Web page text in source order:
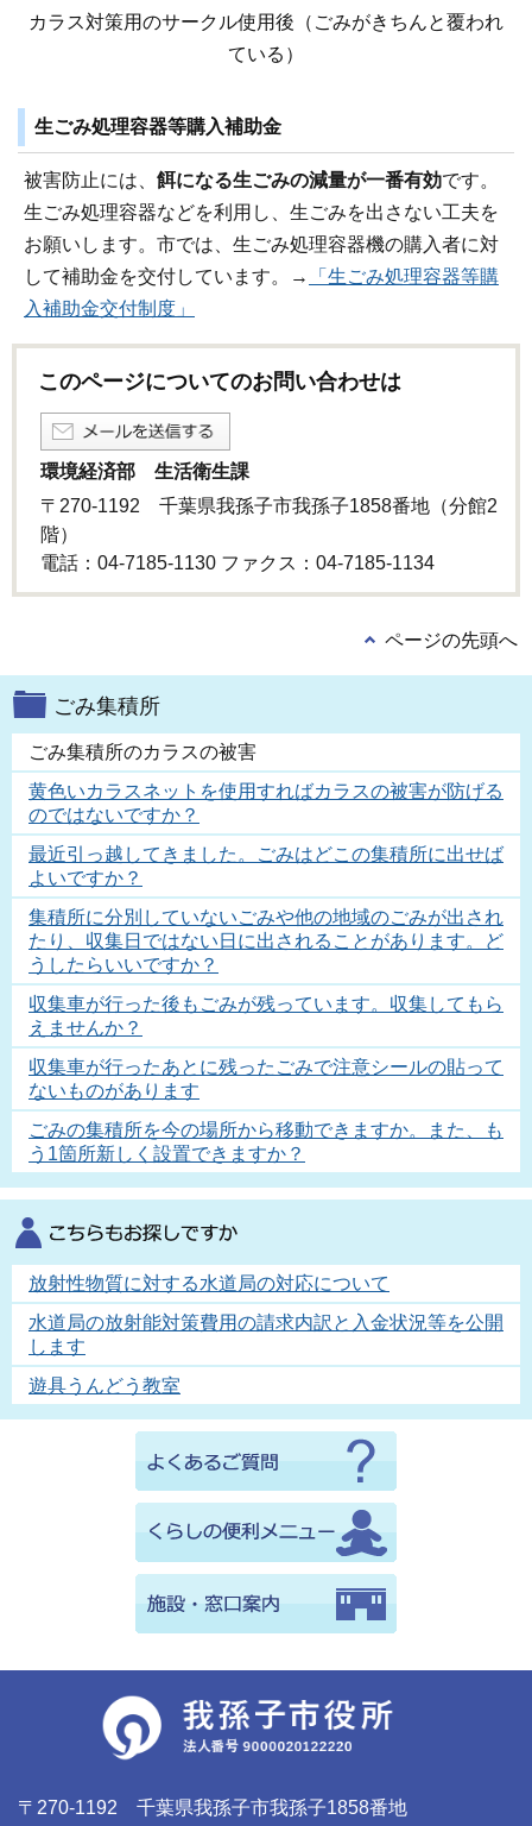
カラス対策用のサークル使用後（ごみがきちんと覆われ
ている）
生ごみ処理容器等購入補助金
被害防止には、 餌になる生ごみの減量が一番有効です。
生ごみ処理容器などを利用し、生ごみを出さない工夫を
お願いします。市では、生ごみ処理容器機の購入者に対
して補助金を交付しています。→
「生ごみ処理容器等購
入補助金交付制度」
このページについてのお問い合わせは
環境経済部 生活衛生課
〒270-1192 千葉県我孫子市我孫子1858番地（分館2
階）
電話：04-7185-1130 ファクス：04-7185-1134
ページの先頭へ
ごみ集積所
ごみ集積所のカラスの被害
黄色いカラスネットを使用すればカラスの被害が防げる
のではないですか？
最近引っ越してきました。ごみはどこの集積所に出せば
よいですか？
集積所に分別していないごみや他の地域のごみが出され
たり、収集日ではない日に出されることがあります。ど
うしたらいいですか？
収集車が行った後もごみが残っています。収集してもら
えませんか？
収集車が行ったあとに残ったごみで注意シールの貼って
ないものがあります
ごみの集積所を今の場所から移動できますか。また、も
う1箇所新しく設置できますか？
放射性物質に対する水道局の対応について
水道局の放射能対策費用の請求内訳と入金状況等を公開
します
遊具うんどう教室
〒270-1192 千葉県我孫子市我孫子1858番地